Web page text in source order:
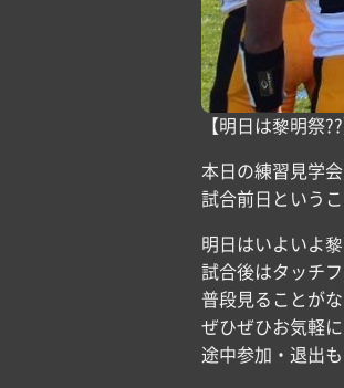
【明日は黎明祭??
本日の練習見学
試合前日という
明日はいよいよ
試合後はタッチ
普段見ることが
ぜひぜひお気軽
途中参加・退出も